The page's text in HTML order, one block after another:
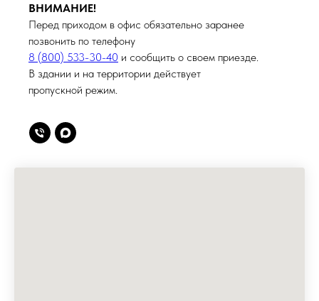
ВНИМАНИЕ!
Перед приходом в офис обязательно заранее
позвонить по телефону
8 (800) 533-30-40 и сообщить о своем приезде.
В здании и на территории действует
пропускной режим.